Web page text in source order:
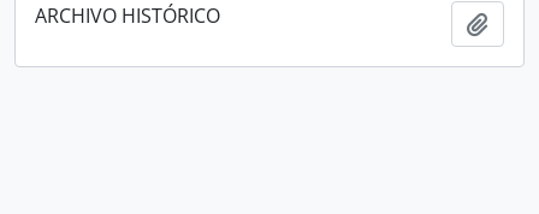
ARCHIVO HISTÓRICO